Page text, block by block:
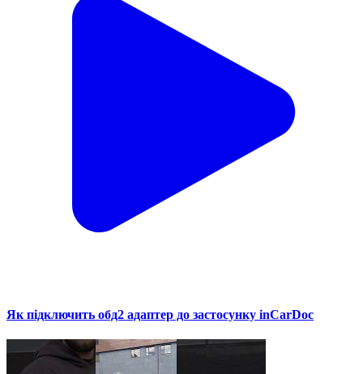
Як підключить обд2 адаптер до застосунку inCarDoc